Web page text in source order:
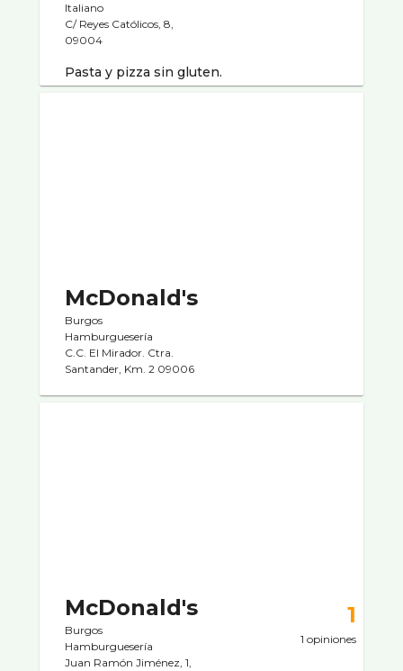
Italiano
C/ Reyes Católicos, 8,
09004
Pasta y pizza sin gluten.
McDonald's
Burgos
Hamburgueserí­a
C.C. El Mirador. Ctra.
Santander, Km. 2 09006
McDonald's
Burgos
Hamburgueserí­a
Juan Ramón Jiménez, 1,
1
1 opiniones